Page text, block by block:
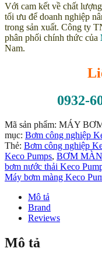
Với cam kết về chất
tối ưu để doanh nghiệp
trong sản xuất. Công ty
phân phối chính thức của
Nam.
0932-
Mã sản phẩm: MÁY
mục: Bơm công nghiệp
Thẻ: Bơm công nghiệp
Keco Pumps, BƠM
bơm nước thải Keco
Máy bơm màng Keco
Mô tả
Brand
Reviews
Mô tả